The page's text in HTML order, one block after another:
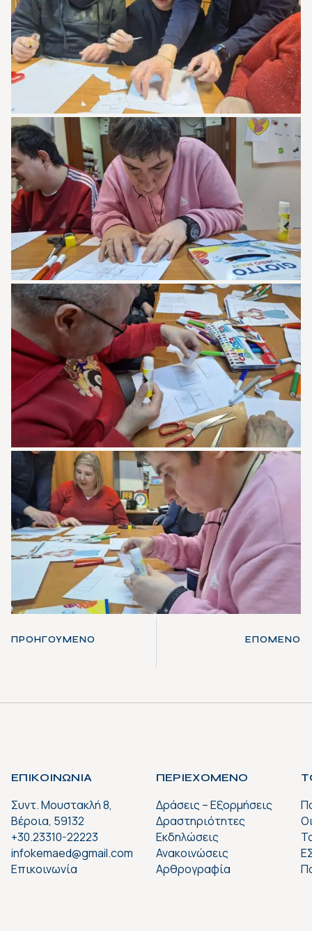
ΠΡΟΗΓΟΎΜΕΝΟ ΕΠΌΜΕΝΟ
ΕΠΙΚΟΙΝΩΝΙΑ
Συντ. Μουστακλή 8,
Βέροια, 59132
+30.23310-22223
infokemaed@gmail.com
Επικοινωνία
ΠΕΡΙΕΧΟΜΕΝΟ
Δράσεις – Εξορμήσεις
Δραστηριότητες
Εκδηλώσεις
Ανακοινώσεις
Αρθρογραφία